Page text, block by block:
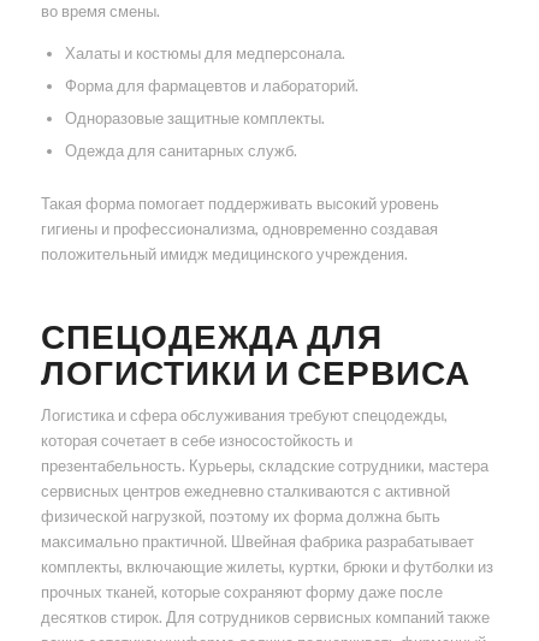
во время смены.
Халаты и костюмы для медперсонала.
Форма для фармацевтов и лабораторий.
Одноразовые защитные комплекты.
Одежда для санитарных служб.
Такая форма помогает поддерживать высокий уровень
гигиены и профессионализма, одновременно создавая
положительный имидж медицинского учреждения.
СПЕЦОДЕЖДА ДЛЯ
ЛОГИСТИКИ И СЕРВИСА
Логистика и сфера обслуживания требуют спецодежды,
которая сочетает в себе износостойкость и
презентабельность. Курьеры, складские сотрудники, мастера
сервисных центров ежедневно сталкиваются с активной
физической нагрузкой, поэтому их форма должна быть
максимально практичной. Швейная фабрика разрабатывает
комплекты, включающие жилеты, куртки, брюки и футболки из
прочных тканей, которые сохраняют форму даже после
десятков стирок. Для сотрудников сервисных компаний также